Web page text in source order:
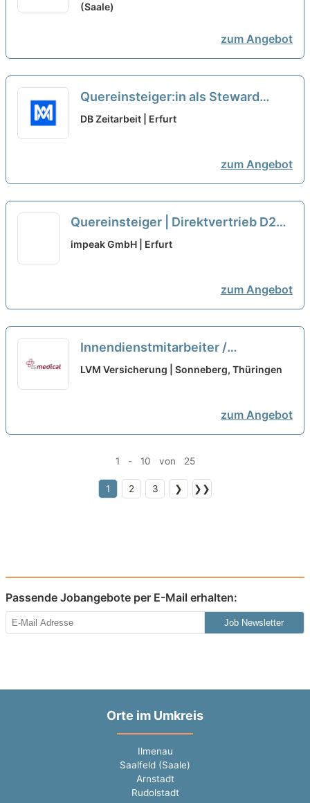
(Saale)
zum Angebot
Quereinsteiger:in als Steward
Gastronomie an Bord(w/m/d)
DB Zeitarbeit | Erfurt
zum Angebot
Quereinsteiger | Direktvertrieb D2D |
Außendienst neu
impeak GmbH | Erfurt
zum Angebot
Innendienstmitarbeiter /
Agenturassistent, auch
LVM Versicherung | Sonneberg, Thüringen
zum Angebot
1 - 10 von 25
1 2 3 ❯ ❯❯
Passende Jobangebote per E-Mail erhalten:
Job Newsletter
Orte im Umkreis
Ilmenau
Saalfeld (Saale)
Arnstadt
Rudolstadt